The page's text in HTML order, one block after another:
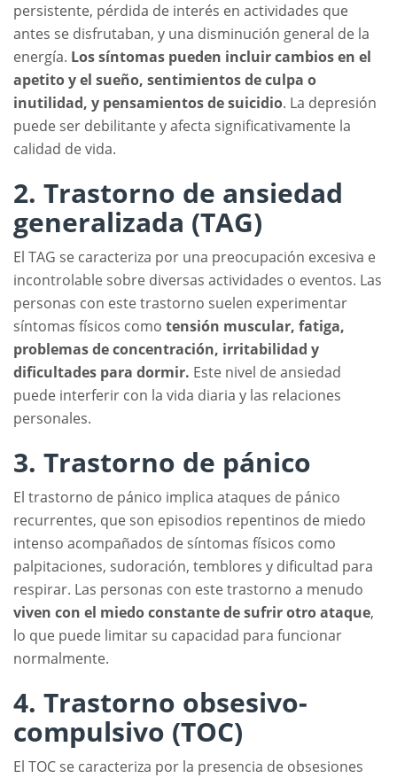
persistente, pérdida de interés en actividades que
antes se disfrutaban, y una disminución general de la
energía. Los síntomas pueden incluir cambios en el
apetito y el sueño, sentimientos de culpa o
inutilidad, y pensamientos de suicidio. La depresión
puede ser debilitante y afecta significativamente la
calidad de vida.
2. Trastorno de ansiedad
generalizada (TAG)
El TAG se caracteriza por una preocupación excesiva e
incontrolable sobre diversas actividades o eventos. Las
personas con este trastorno suelen experimentar
síntomas físicos como tensión muscular, fatiga,
problemas de concentración, irritabilidad y
dificultades para dormir. Este nivel de ansiedad
puede interferir con la vida diaria y las relaciones
personales.
3. Trastorno de pánico
El trastorno de pánico implica ataques de pánico
recurrentes, que son episodios repentinos de miedo
intenso acompañados de síntomas físicos como
palpitaciones, sudoración, temblores y dificultad para
respirar. Las personas con este trastorno a menudo
viven con el miedo constante de sufrir otro ataque,
lo que puede limitar su capacidad para funcionar
normalmente.
4. Trastorno obsesivo-
compulsivo (TOC)
El TOC se caracteriza por la presencia de obsesiones